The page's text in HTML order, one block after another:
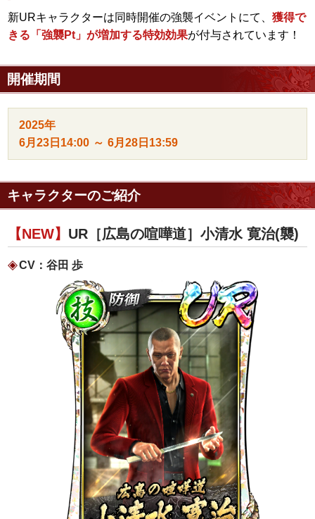
新URキャラクターは同時開催の強襲イベントにて、 獲得で
きる「強襲Pt」が増加する特効効果が付与されています！
開催期間
2025年
6月23日 14:00 ～ 6月28日 13:59
キャラクターのご紹介
【NEW】 UR［広島の喧嘩道］小清水 寛治(襲)
CV：谷田 歩